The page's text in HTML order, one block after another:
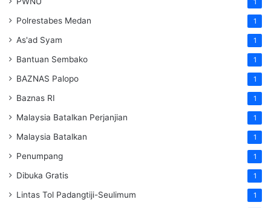
1
Polrestabes Medan 1
As'ad Syam 1
Bantuan Sembako 1
BAZNAS Palopo 1
Baznas RI 1
Malaysia Batalkan Perjanjian 1
Malaysia Batalkan 1
Penumpang 1
Dibuka Gratis 1
Lintas Tol Padangtiji-Seulimum 1